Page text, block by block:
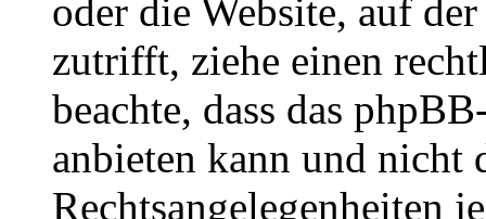
oder die Website, auf
zutrifft, ziehe einen
beachte, dass das
anbieten kann und nicht
Rechtsangelegenheiten